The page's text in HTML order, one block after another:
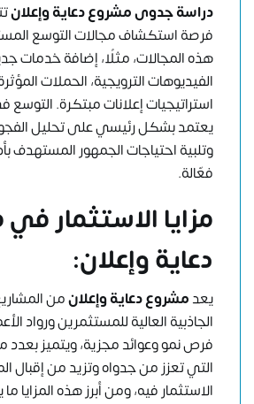
دراسة جدوىمشروع دعاية وإعلان
فرصة استكشاف مجالات التوسع
هذه المجالات، مثلًا، إضافة خدمات
الفيديوهات الترويجية، الحملات
استراتيجيات إعلانات مبتكرة.
يعتمد بشكل رئيسي على تحليل
وتلبية احتياجات الجمهور المستهدف
فعّالة.
مزايا الاستثمار
دعاية وإعلان:
يعدمشروع دعاية وإعلانمن
الجاذبية العالية للمستثمرين ورواد
فرص نمو وعوائد مجزية، ويتميز بعدد من
التي تعزز من جدواه وتزيد من إقبال
الاستثمار فيه، ومن أبرز هذه المزايا